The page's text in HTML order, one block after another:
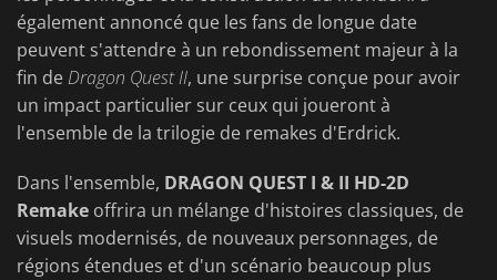
également annoncé que les fans de longue date
peuvent s'attendre à un rebondissement majeur à la
fin deDragon Quest II, une surprise conçue pour avoir
un impact particulier sur ceux qui joueront à
l'ensemble de la trilogie de remakes d'Erdrick.
Dans l'ensemble, DRAGON QUEST I & II HD-2D
Remake offrira un mélange d'histoires classiques, de
visuels modernisés, de nouveaux personnages, de
régions étendues et d'un scénario beaucoup plus